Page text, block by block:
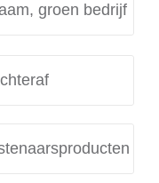
groen bedrijf